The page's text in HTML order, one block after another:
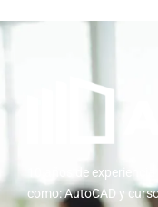
10 años de
como: AutoCAD y